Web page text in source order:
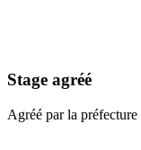
Stage agréé
Agréé par la